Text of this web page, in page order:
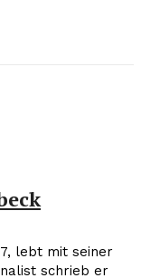
lebt mit seiner
schrieb er